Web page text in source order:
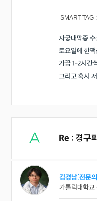
SMART TAG :
자궁내막증
토요일에 한
가끔 1-2시간
그리고 혹시
Re : 경구
김경남[전문
가톨릭대학교